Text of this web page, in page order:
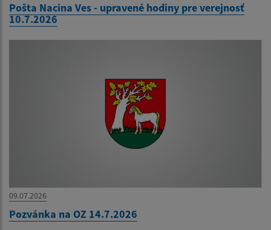
Pošta Nacina Ves - upravené hodiny pre verejnosť
10.7.2026
09.07.2026
Pozvánka na OZ 14.7.2026